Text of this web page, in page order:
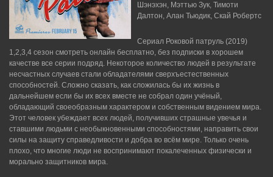
Шэнэхэн, Мэттью Зук, Тимоти
Далтон, Алан Тьюдик, Скай Робертс
Сериал Роковой патруль (2019)
1,2,3,4 сезон смотреть онлайн бесплатно, без подписки в хорошем
качестве все серии подряд. Некоторое количество людей в результате
несчастных случаев стали обладателями сверхъестественных
способностей. Сложно сказать, как сложилась бы их жизнь в
дальнейшем если бы их всех вместе не собрал один учёный,
обладающий своеобразным характером и собственным видением мира.
Этот человек убеждает всех людей, получивших страшные увечья и
ставшими людьми с необыкновенными способностями, направить свои
силы на защиту справедливости и добра во всём мире. Только очень
плохо, что многие люди не воспринимают покалеченных физически и
морально защитников мира.